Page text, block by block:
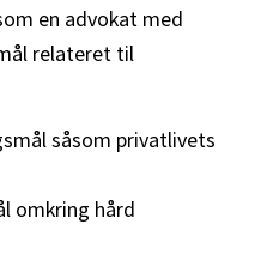
en advokat med
relateret til
såsom privatlivets
omkring hård